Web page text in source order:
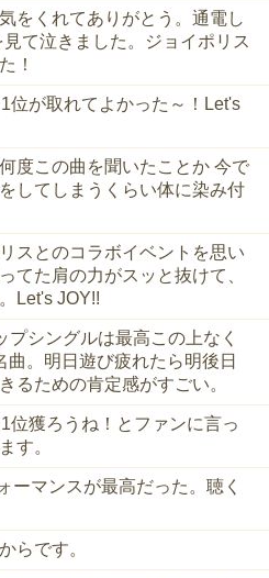
をくれてありがとう。通電し
て泣きました。ジョイポリス
！
位が取れてよかった～！Let's
度この曲を聞いたことか 今で
してしまうくらい体に染み付
スとのコラボイベントを思い
てた肩の力がスッと抜けて、
Let's JOY!!
シングルは最高この上なく
。明日遊び疲れたら明後日
るための肯定感がすごい。
位獲ろうね！とファンに言っ
す。
ーマンスが最高だった。聴く
らです。